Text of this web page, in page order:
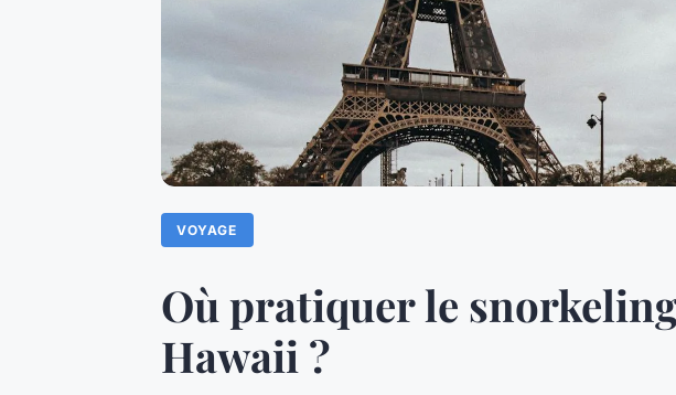
VOYAGE
Où pratiquer le
Hawaii ?